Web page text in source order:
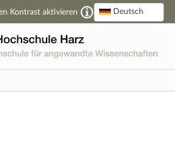
Kontrast aktivieren Deutsch